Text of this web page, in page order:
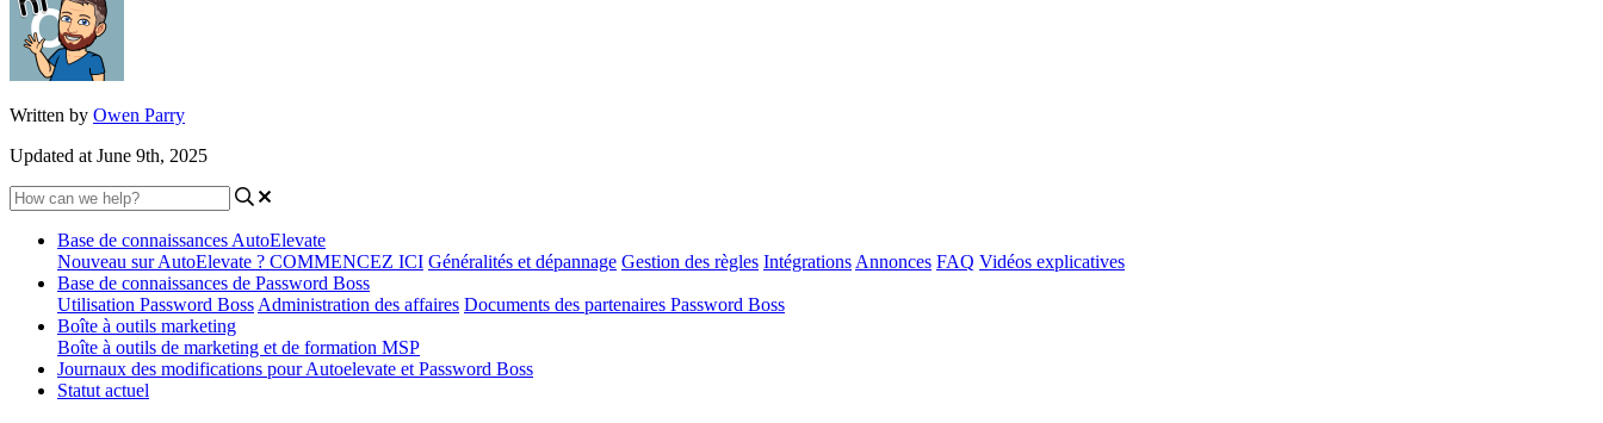
Written by Owen Parry
Updated at June 9th, 2025
Base de connaissances AutoElevate
Nouveau sur AutoElevate ? COMMENCEZ ICI Généralités et dépannage Gestion des règles Intégrations Annonces FAQ Vidéos explicatives
Base de connaissances de Password Boss
Utilisation Password Boss Administration des affaires Documents des partenaires Password Boss
Boîte à outils marketing
Boîte à outils de marketing et de formation MSP
Journaux des modifications pour Autoelevate et Password Boss
Statut actuel